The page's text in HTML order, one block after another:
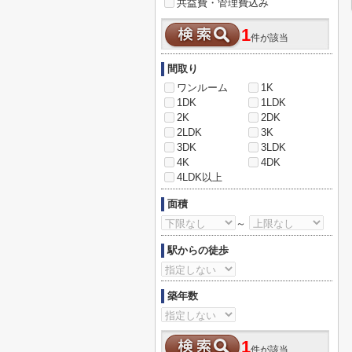
共益費・管理費込み
1件が該当
間取り
ワンルーム
1K
1DK
1LDK
2K
2DK
2LDK
3K
3DK
3LDK
4K
4DK
4LDK以上
面積
～
駅からの徒歩
築年数
1件が該当